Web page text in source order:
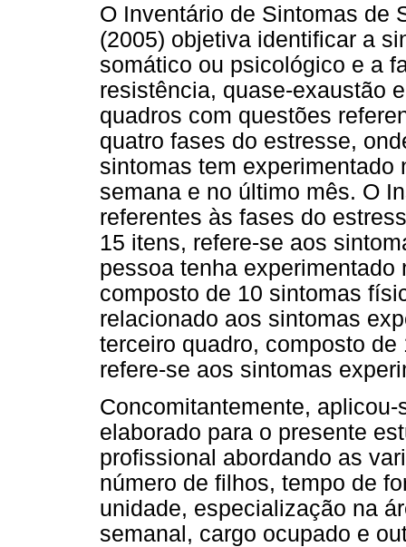
O Inventário de Sintomas de
(2005) objetiva identificar a
somático ou psicológico e a
resistência, quase-exaustão
quadros com questões
quatro fases do estresse,
sintomas tem
semana e no último mês. O
referentes às fases do
15 itens, refere-se aos
pessoa tenha
composto de 10 sintomas
relacionado aos sintomas
terceiro quadro, composto
refere-se aos sintomas
Concomitantemente,
elaborado para o presente
profissional abordando as
número de filhos, tempo de
unidade, especialização na
semanal, cargo ocupado e